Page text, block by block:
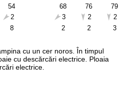
54
2
8
68
3
2
76
2
2
79
2
3
cu un cer noros. În timpul
cu descărcări electrice. Ploaia
electrice.